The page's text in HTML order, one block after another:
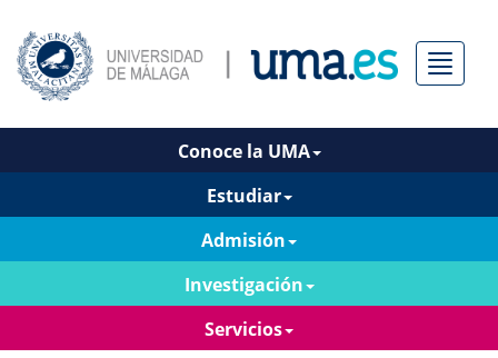
Menú
Conoce la UMA
Estudiar
Admisión
Investigación
Servicios